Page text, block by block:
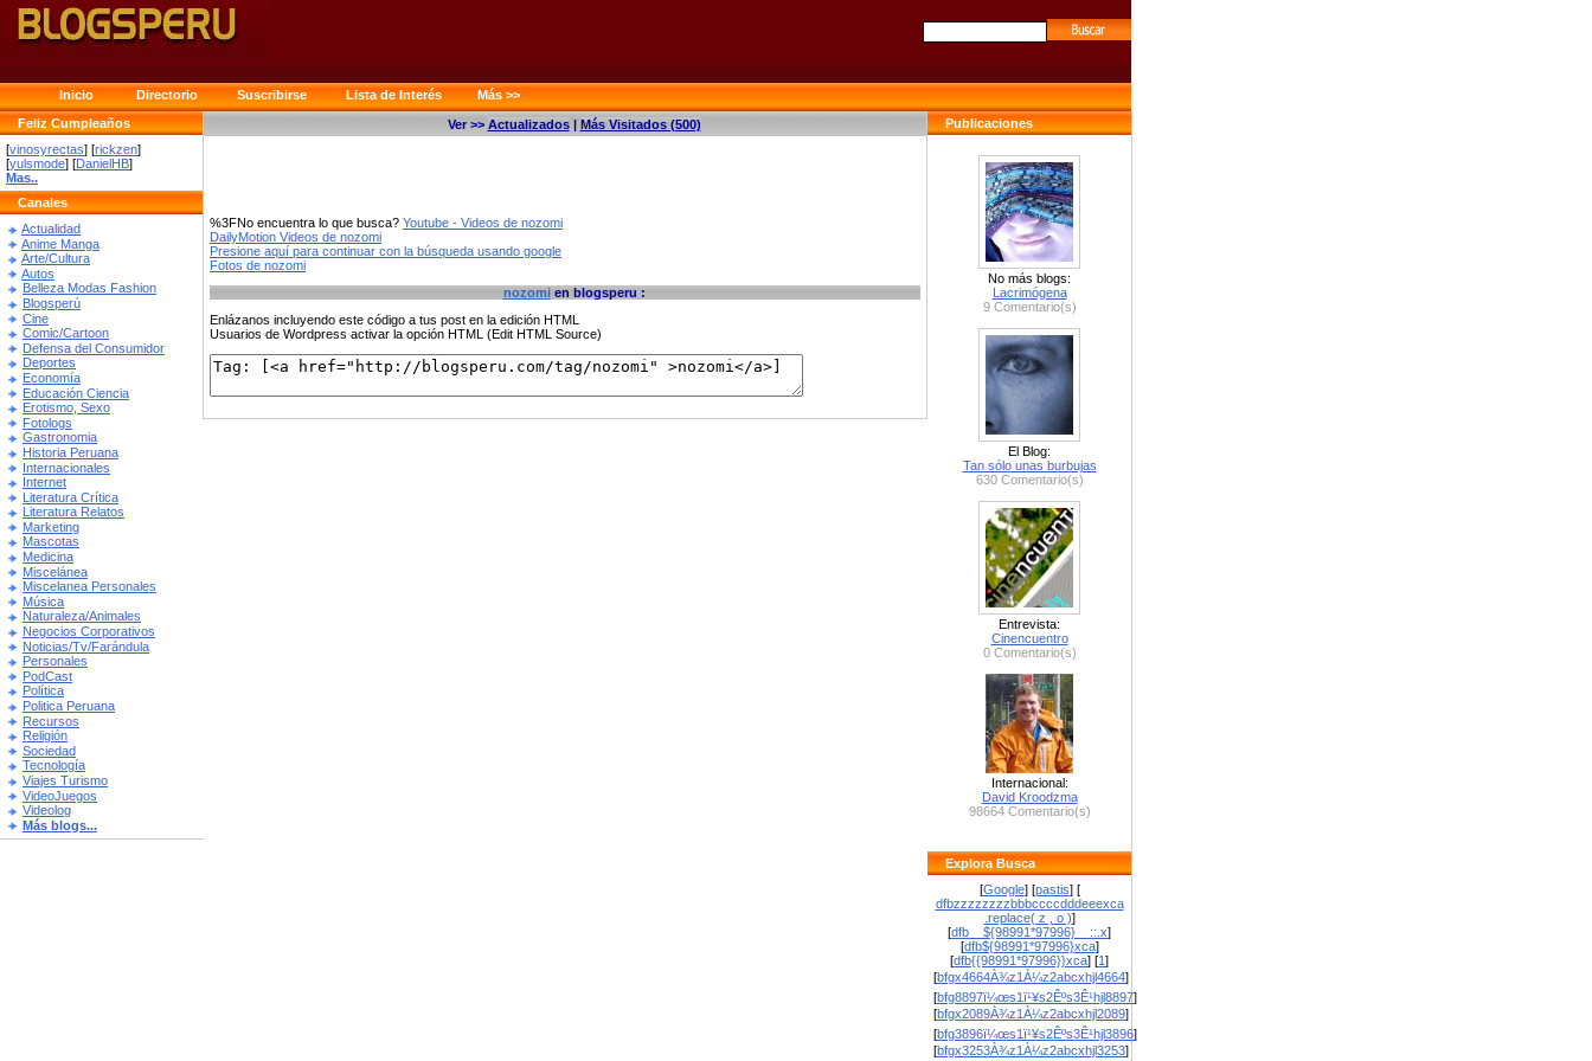
Inicio Directorio Suscribirse Lista de Interés
Más >>
Feliz Cumpleaños
[vinosyrectas] [rickzen]
[yulsmode] [DanielHB]
Mas..
Canales
Actualidad
Anime Manga
Arte/Cultura
Autos
Belleza Modas Fashion
Blogsperú
Cine
Comic/Cartoon
Defensa del Consumidor
Deportes
Economía
Educación Ciencia
Erotismo, Sexo
Fotologs
Gastronomia
Historia Peruana
Internacionales
Internet
Literatura Crítica
Literatura Relatos
Marketing
Mascotas
Medicina
Miscelánea
Miscelanea Personales
Música
Naturaleza/Animales
Negocios Corporativos
Noticias/Tv/Farándula
Personales
PodCast
Política
Politica Peruana
Recursos
Religión
Sociedad
Tecnología
Viajes Turismo
VideoJuegos
Videolog
Más blogs...
Publicaciones
No más blogs:
Lacrimógena
9 Comentario(s)
El Blog:
Tan sólo unas burbujas
630 Comentario(s)
Entrevista:
Cinencuentro
0 Comentario(s)
Internacional:
David Kroodzma
98664 Comentario(s)
Explora Busca
[Google] [pastis] [
dfbzzzzzzzzbbbccccdddeeexca
.replace( z , o )]
[dfb__${98991*97996}__::.x]
[dfb${98991*97996}xca]
[dfb{{98991*97996}}xca] [1]
[bfgx4664À¾z1À¼z2abcxhjl4664]
[bfg8897ï¼œs1ï¹¥s2Êºs3Ê¹hjl8897]
[bfgx2089À¾z1À¼z2abcxhjl2089]
[bfg3896ï¼œs1ï¹¥s2Êºs3Ê¹hjl3896]
[bfgx3253À¾z1À¼z2abcxhjl3253]
Ver >> Actualizados| Más Visitados (500)
%3FNo encuentra lo que busca? Youtube - Videos de nozomi
DailyMotion Videos de nozomi
Presione aquí para continuar con la búsqueda usando google
Fotos de nozomi
nozomien blogsperu :
Enlázanos incluyendo este código a tus post en la edición HTML
Usuarios de Wordpress activar la opción HTML (Edit HTML Source)